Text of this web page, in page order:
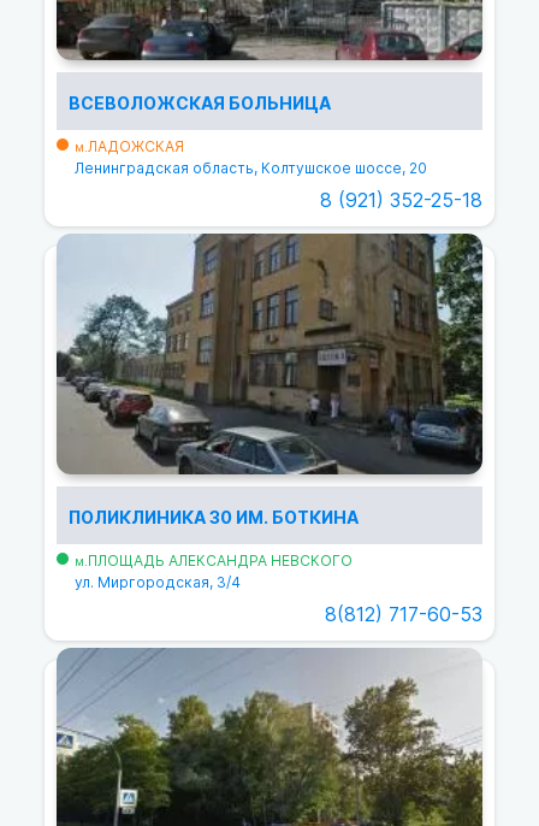
ВСЕВОЛОЖСКАЯ БОЛЬНИЦА
м.ЛАДОЖСКАЯ
Ленинградская область, Колтушское шоссе, 20
8 (921) 352-25-18
ПОЛИКЛИНИКА 30 ИМ. БОТКИНА
м.ПЛОЩАДЬ АЛЕКСАНДРА НЕВСКОГО
ул. Миргородская, 3/4
8(812) 717-60-53